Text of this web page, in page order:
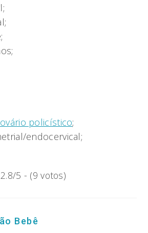
policístico;
endocervical;
2.8/5 - (9 votos)
Bebê